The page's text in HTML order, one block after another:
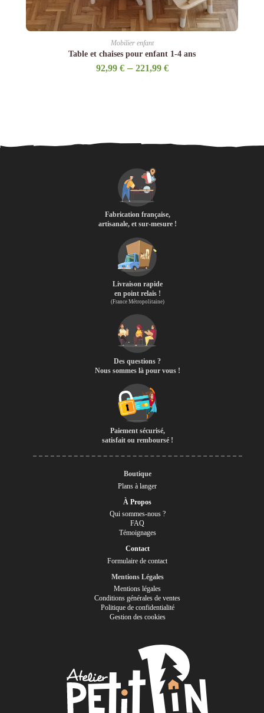
Mobilier enfant
Table et chaises pour enfant 1-4 ans
92,99 €– 221,99 €
Fabrication française,
artisanale, et sur-mesure !
Livraison rapide
en point relais !
(France Métropolitaine)
Des questions ?
Nous sommes là pour vous !
Paiement sécurisé,
satisfait ou remboursé !
Boutique
Plans à langer
À Propos
Qui sommes-nous ?
FAQ
Témoignages
Contact
Formulaire de contact
Mentions Légales
Mentions légales
Conditions générales de ventes
Politique de confidentialité
Gestion des cookies